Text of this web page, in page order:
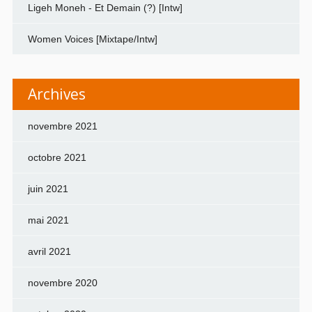
Ligeh Moneh - Et Demain (?) [Intw]
Women Voices [Mixtape/Intw]
Archives
novembre 2021
octobre 2021
juin 2021
mai 2021
avril 2021
novembre 2020